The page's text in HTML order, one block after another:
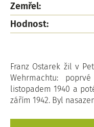
Zemřel:
Hodnost:
Franz Ostarek žil v
Wehrmachtu:
listopadem 1940 a
zářím 1942. Byl